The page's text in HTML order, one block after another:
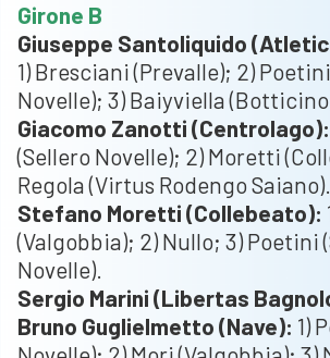
Girone B
Giuseppe Santoliquido
1) Bresciani (Prevalle); 2)
Novelle); 3) Baiyviella
Giacomo Zanotti (Centrolago):
(Sellero Novelle); 2) Moretti
Regola (Virtus Rodengo Saiano).
Stefano Moretti (Collebeato):
(Valgobbia); 2) Nullo; 3) Poetini
Novelle).
Sergio Marini (Libertas
Bruno Guglielmetto (Nave): 1)